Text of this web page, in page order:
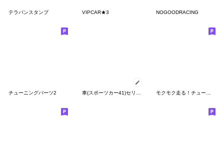
テラパンスタンプ VIPCAR★3 NOGOODRACING
チューニングパーツ2 車(スポーツカー41)セリフ個別変更可能100 モクモク走る！チューンドカースタンプ